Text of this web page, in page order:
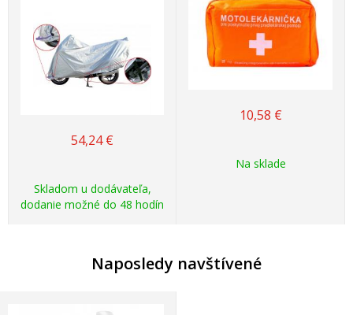
54,24 €
Skladom u dodávateľa,
dodanie možné do 48 hodín
10,58 €
Na sklade
Naposledy navštívené